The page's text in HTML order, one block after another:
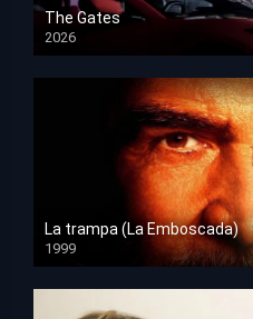
The Gates
2026
HD 1080p
La trampa (La Emboscada)
1999
HD 1080p